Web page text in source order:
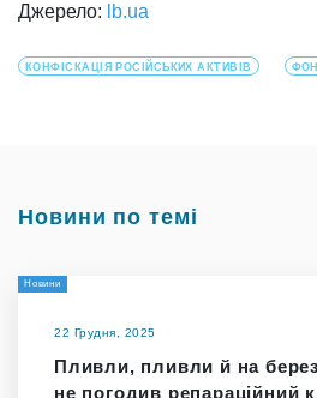
Джерело: lb.ua
КОНФІСКАЦІЯ РОСІЙСЬКИХ АКТИВІВ
Новини по темі
Новини
22 Грудня, 2025
Пливли, пливли й на
не погодив репараційний